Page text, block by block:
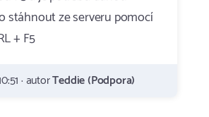
stáhnout ze serveru pomocí
+ F5
· autorTeddie (Podpora)